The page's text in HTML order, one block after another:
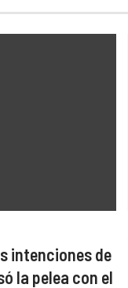
intenciones de
la pelea con el